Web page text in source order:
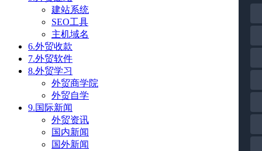
建站系统
SEO工具
主机域名
6.外贸收款
7.外贸软件
8.外贸学习
外贸商学院
外贸自学
9.国际新闻
外贸资讯
国内新闻
国外新闻